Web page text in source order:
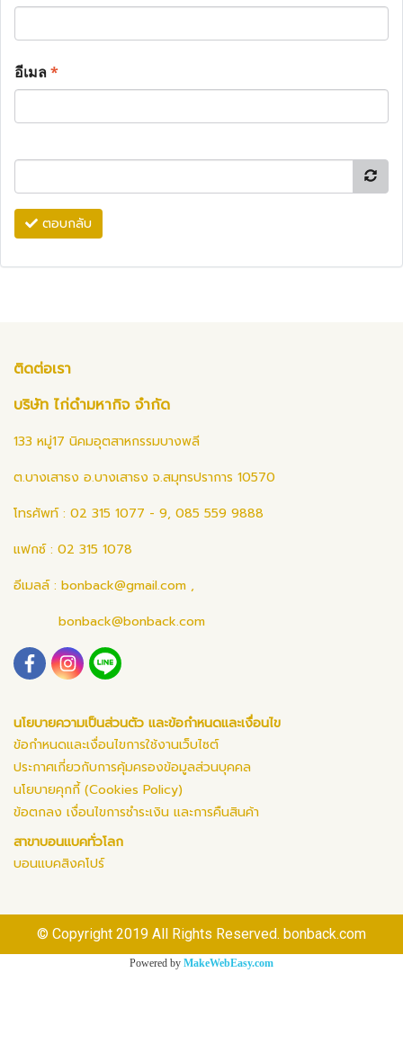
อีเมล*
ตอบกลับ
ติดต่อเรา
บริษัท ไก่ดำมหากิจ จำกัด
133 หมู่17 นิคมอุตสาหกรรมบางพลี
ต.บางเสาธง อ.บางเสาธง จ.สมุทรปราการ 10570
โทรศัพท์ : 02 315 1077 - 9, 085 559 9888
แฟกซ์ : 02 315 1078
อีเมลล์ : bonback@gmail.com ,
bonback@bonback.com
นโยบายความเป็นส่วนตัว และข้อกำหนดและเงื่อนไข
ข้อกำหนดและเงื่อนไขการใช้งานเว็บไซต์
ประกาศเกี่ยวกับการคุ้มครองข้อมูลส่วนบุคคล
นโยบายคุกกี้ (Cookies Policy)
ข้อตกลง เงื่อนไขการชำระเงิน และการคืนสินค้า
สาขาบอนแบคทั่วโลก
บอนแบคสิงคโปร์
© Copyright 2019 All Rights Reserved. bonback.com
Powered by MakeWebEasy.com